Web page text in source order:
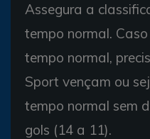
Assegura a
tempo normal.
tempo normal,
Sport vençam ou
tempo normal sem
gols (14 a 11).